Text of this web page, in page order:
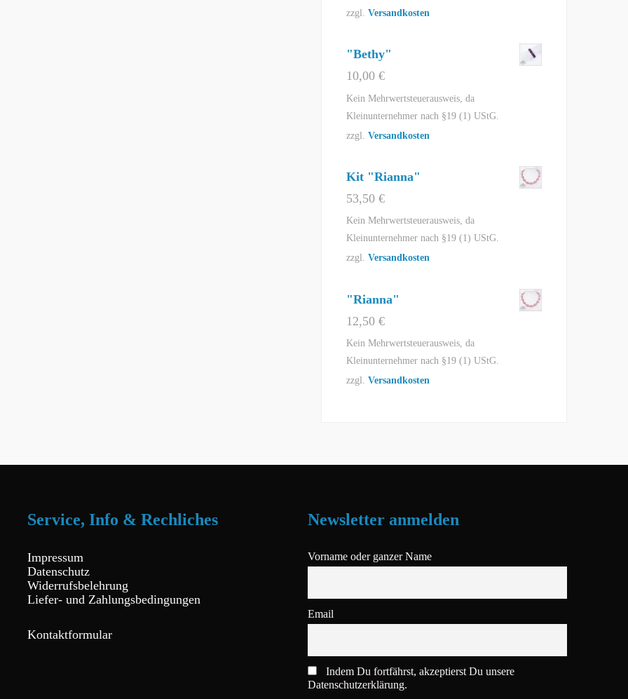
zzgl.Versandkosten
"Bethy"
10,00€
Kein Mehrwertsteuerausweis, da
Kleinunternehmer nach §19 (1) UStG.
zzgl.Versandkosten
Kit "Rianna"
53,50€
Kein Mehrwertsteuerausweis, da
Kleinunternehmer nach §19 (1) UStG.
zzgl.Versandkosten
"Rianna"
12,50€
Kein Mehrwertsteuerausweis, da
Kleinunternehmer nach §19 (1) UStG.
zzgl.Versandkosten
Service, Info & Rechliches
Impressum
Datenschutz
Widerrufsbelehrung
Liefer- und Zahlungsbedingungen
Kontaktformular
Newsletter anmelden
Vorname oder ganzer Name
Email
Indem Du fortfährst, akzeptierst Du unsere
Datenschutzerklärung.